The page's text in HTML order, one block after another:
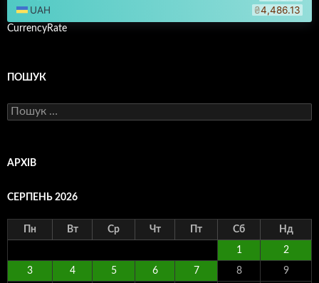
CurrencyRate
ПОШУК
Пошук:
АРХІВ
СЕРПЕНЬ 2026
Пн Вт Ср Чт Пт Сб Нд
1 2
3 4 5 6 7 8 9